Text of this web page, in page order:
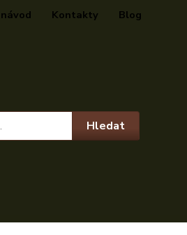
Kontakty Blog
Hledat